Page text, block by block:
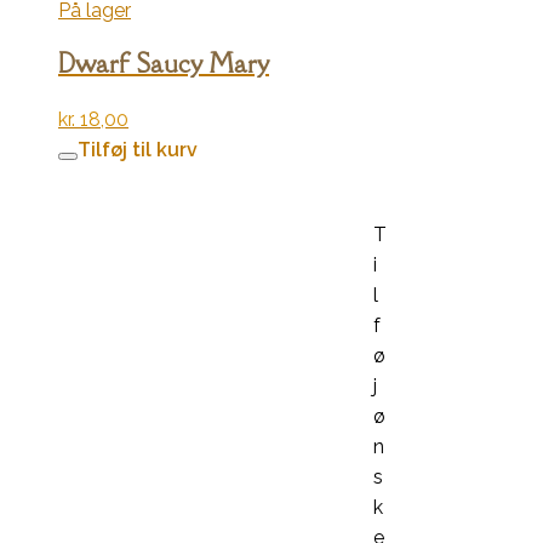
På lager
Dwarf Saucy Mary
kr. 18,00
Tilføj til kurv
T
i
l
f
ø
j
ø
n
s
k
e